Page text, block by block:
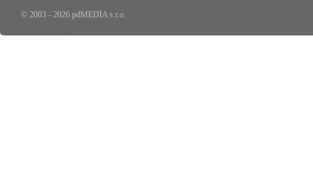
© 2003 - 2026 pdMEDIA s.r.o.